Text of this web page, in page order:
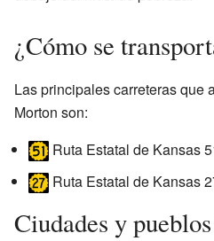
¿Cómo se
Las principales carreteras que
Morton son:
Ruta Estatal de Kansas
Ruta Estatal de Kansas
Ciudades y